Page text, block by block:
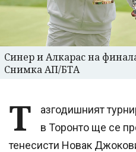
Синер и Алкарас на
Снимка АП/БТА
Т
азгодишният
в Торонто ще се
тенесисти Новак